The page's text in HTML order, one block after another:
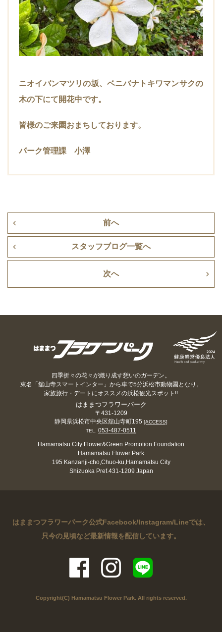
ニオイバンマツリの坂、ベニバナトキワマンサクの
木の下にて開花中です。
皆様のご来園おまちしております。
パーク管理課 小澤
前へ
スタッフブログ一覧へ
次へ
四季折々の花々が織り成す憩いのガーデン。
東名「舘山寺スマートインター」から車で5分浜松市動物園となり。
家族旅行・デートにオススメの浜松観光スポット!!
はままつフラワーパーク
〒431-1209
静岡県浜松市中央区舘山寺町195 [ACCESS]
TEL. 053-487-0511
Hamamatsu City Flower&Green Promotion Foundation
Hamamatsu Flower Park
195 Kanzanji-cho,Chuo-ku,Hamamatsu City
Shizuoka Pref.431-1209 Japan
はままつフラワーパーク公式Facebook/Instagram/Lineでは、
只今の見頃など最新情報を配信しています。
Copyright(C) Hamamatsu Flower Park. All rights reserved.